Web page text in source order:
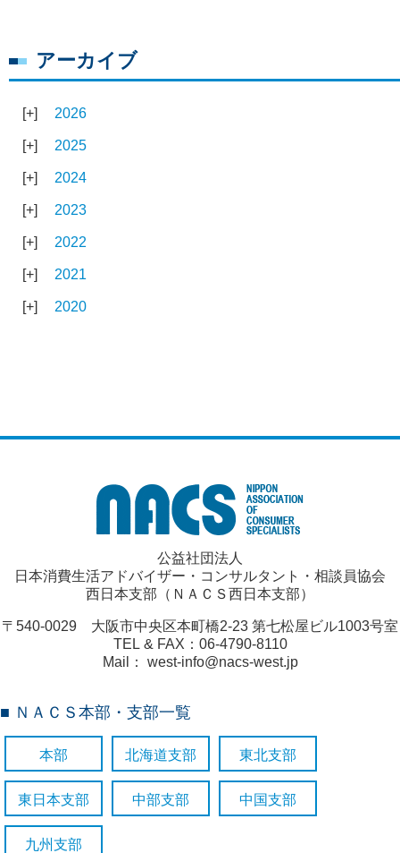
アーカイブ
2026
2025
2024
2023
2022
2021
2020
公益社団法人
日本消費生活アドバイザー・コンサルタント・相談員協会
西日本支部（ＮＡＣＳ西日本支部）
〒540-0029 大阪市中央区本町橋2-23 第七松屋ビル1003号室
TEL & FAX：06-4790-8110
Mail： west-info@nacs-west.jp
■ ＮＡＣＳ本部・支部一覧
本部 北海道支部 東北支部
東日本支部 中部支部 中国支部
九州支部